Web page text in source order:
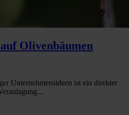
Olivenbäumen
Unternehmensideen ist ein direkter